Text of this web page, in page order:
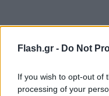
Flash.gr - Do Not
If you wish to opt-out of
processing of your